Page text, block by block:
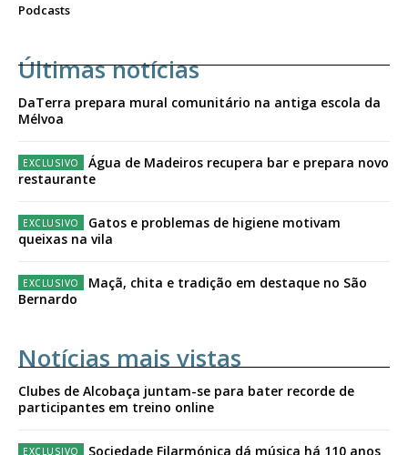
Podcasts
Últimas notícias
DaTerra prepara mural comunitário na antiga escola da
Mélvoa
Água de Madeiros recupera bar e prepara novo
restaurante
Gatos e problemas de higiene motivam
queixas na vila
Maçã, chita e tradição em destaque no São
Bernardo
Notícias mais vistas
Clubes de Alcobaça juntam-se para bater recorde de
participantes em treino online
Sociedade Filarmónica dá música há 110 anos